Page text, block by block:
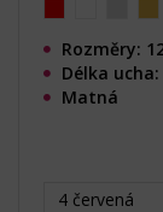
Rozměry:
Délka ucha:
Matná
4 červená